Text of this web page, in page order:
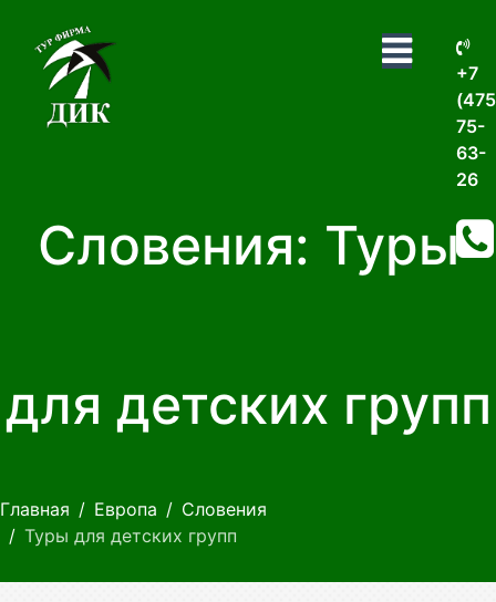
+7
75-
63-
26
Словения: Туры
для детских групп
Главная Европа
Словения
Туры для детских групп